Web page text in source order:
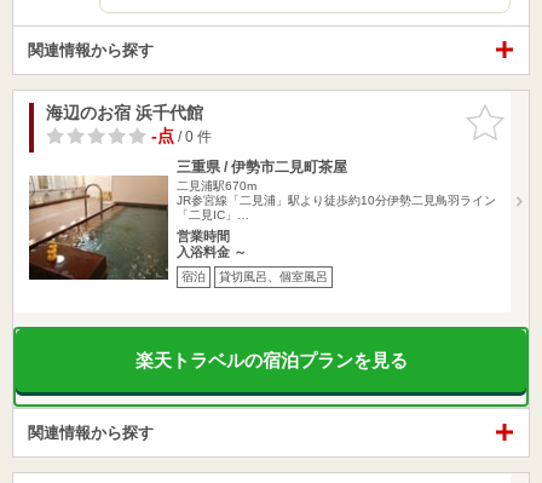
関連情報から探す
お気に入
りに追加
海辺のお宿 浜千代館
-点/ 0 件
三重県 / 伊勢市二見町茶屋
二見浦駅670m
JR参宮線「二見浦」駅より徒歩約10分伊勢二見鳥羽ライン
「二見IC」…
営業時間
入浴料金 ～
宿泊 貸切風呂、個室風呂
楽天トラベルの宿泊プランを見る
関連情報から探す